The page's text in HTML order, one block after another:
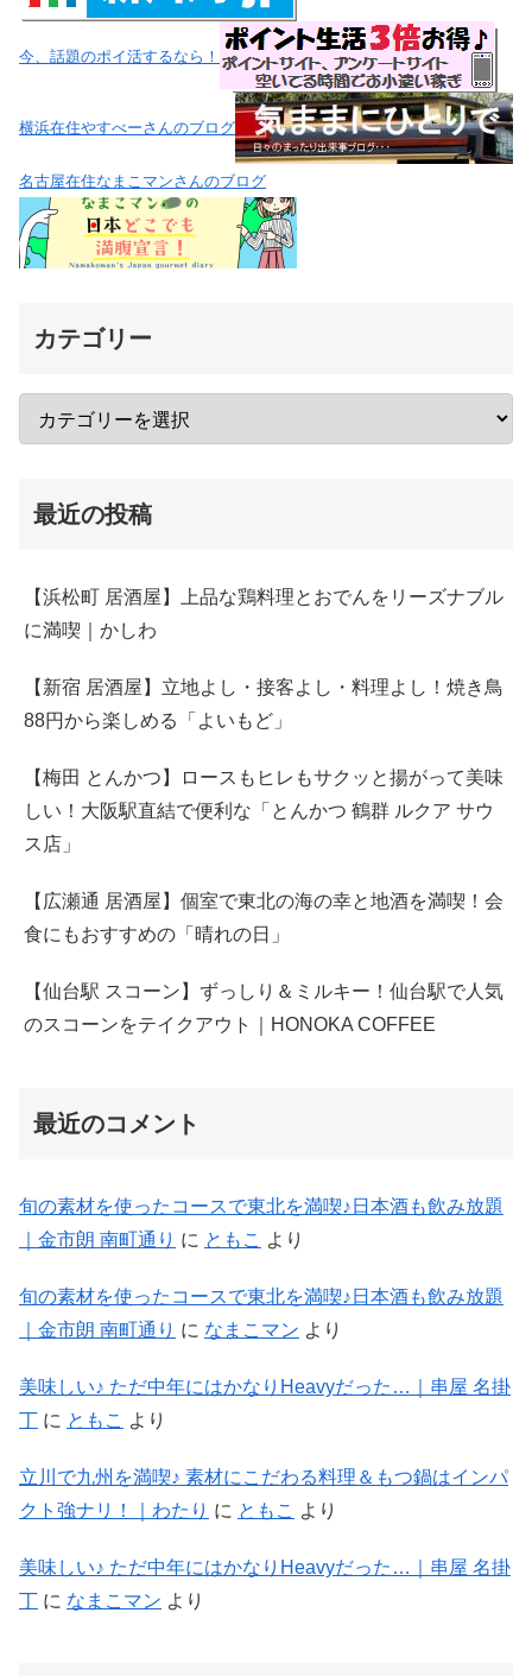
今、話題のポイ活するなら！
横浜在住やすべーさんのブログ
名古屋在住なまこマンさんのブログ
カテゴリー
最近の投稿
【浜松町 居酒屋】上品な鶏料理とおでんをリーズナブル
に満喫｜かしわ
【新宿 居酒屋】立地よし・接客よし・料理よし！焼き鳥
88円から楽しめる「よいもど」
【梅田 とんかつ】ロースもヒレもサクッと揚がって美味
しい！大阪駅直結で便利な「とんかつ 鶴群 ルクア サウ
ス店」
【広瀬通 居酒屋】個室で東北の海の幸と地酒を満喫！会
食にもおすすめの「晴れの日」
【仙台駅 スコーン】ずっしり＆ミルキー！仙台駅で人気
のスコーンをテイクアウト｜HONOKA COFFEE
最近のコメント
旬の素材を使ったコースで東北を満喫♪日本酒も飲み放題
｜金市朗 南町通り に ともこ より
旬の素材を使ったコースで東北を満喫♪日本酒も飲み放題
｜金市朗 南町通り に なまこマン より
美味しい♪ ただ中年にはかなりHeavyだった…｜串屋 名掛
丁 に ともこ より
立川で九州を満喫♪ 素材にこだわる料理＆もつ鍋はインパ
クト強ナリ！｜わたり に ともこ より
美味しい♪ ただ中年にはかなりHeavyだった…｜串屋 名掛
丁 に なまこマン より